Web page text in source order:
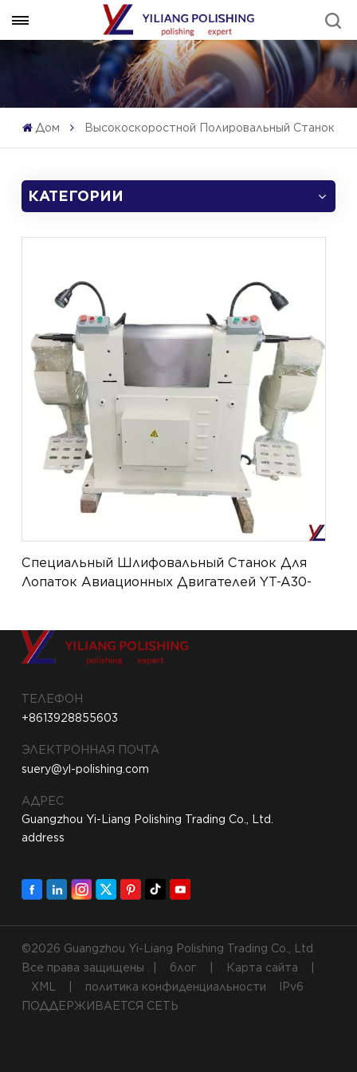
Дом Высокоскоростной Полировальный Станок
КАТЕГОРИИ
Специальный Шлифовальный Станок Для
Лопаток Авиационных Двигателей YT-A30-
ТЕЛЕФОН
+8613928855603
ЭЛЕКТРОННАЯ ПОЧТА
suery@yl-polishing.com
АДРЕС
Guangzhou Yi-Liang Polishing Trading Co., Ltd.
address
©2026 Guangzhou Yi-Liang Polishing Trading Co., Ltd.
Все права защищены . |
блог Карта сайта
XML
политика конфиденциальности
IPv6
ПОДДЕРЖИВАЕТСЯ СЕТЬ